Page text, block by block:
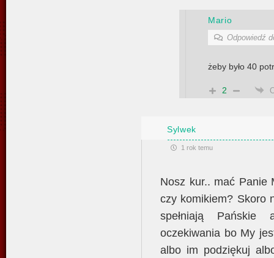
Mario
Odpowiedź
żeby było 40
2
Sylwek
1 rok temu
Nosz kur.. mać Panie
czy komikiem? Skoro
spełniają Pańskie
oczekiwania bo My
albo im podziękuj